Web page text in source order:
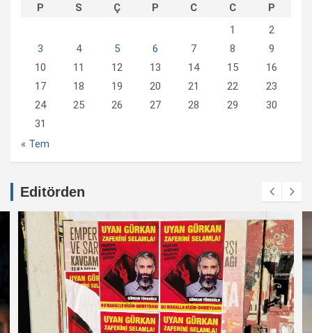
P
S Ç P C C
P
1
2
3
4 5 6 7 8
9
10
11 12 13 14 15
16
17
18 19 20 21 22
23
24
25 26 27 28 29
30
31
« Tem
Editörden